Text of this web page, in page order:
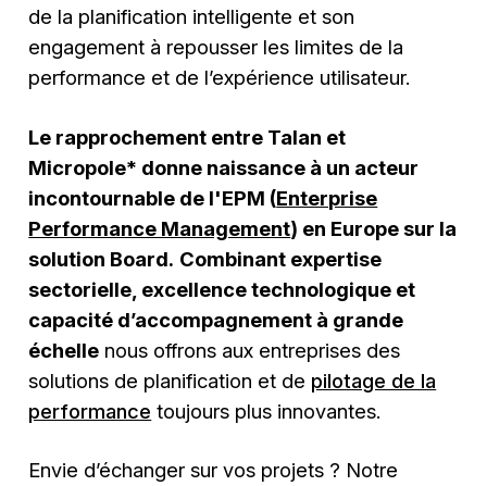
de la planification intelligente et son
engagement à repousser les limites de la
performance et de l’expérience utilisateur.
Le rapprochement entre Talan et
Micropole* donne naissance à un acteur
incontournable de l'EPM (Enterprise
Performance Management) en Europe sur la
solution Board. Combinant expertise
sectorielle, excellence technologique et
capacité d’accompagnement à grande
échelle nous offrons aux entreprises des
solutions de planification et de pilotage de la
performance toujours plus innovantes.
Envie d’échanger sur vos projets ? Notre